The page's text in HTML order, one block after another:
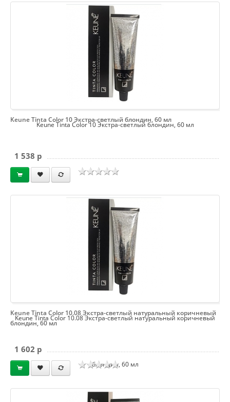
Keune Tinta Color 10 Экстра-светлый блондин, 60 мл
Keune Tinta Color 10 Экстра-светлый блондин, 60 мл
1 538 p
Keune Tinta Color 10.08 Экстра-светлый натуральный коричневый
блондин, 60 мл
Keune Tinta Color 10.08 Экстра-светлый натуральный коричневый
блондин, 60 мл
1 602 p